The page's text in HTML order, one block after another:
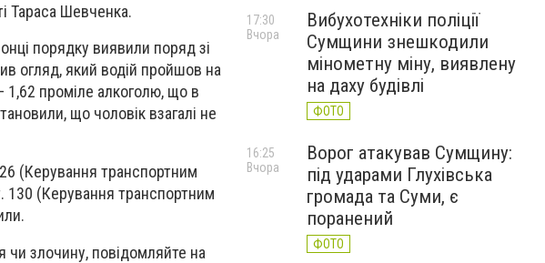
Тараса Шевченка.
порядку виявили поряд зі
огляд, який водій пройшов на
1,62 проміле алкоголю, що в
що чоловік взагалі не
(Керування транспортним
130 (Керування транспортним
злочину, повідомляйте на
Вибухотехніки поліції
Сумщини знешкодили
мінометну міну, виявлену
на даху будівлі
ФОТО
17:30
Вчора
Ворог атакував Сумщину:
під ударами Глухівська
громада та Суми, є
поранений
ФОТО
16:25
Вчора